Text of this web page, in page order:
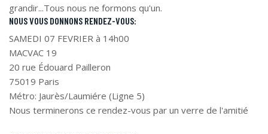
grandir...Tous nous ne formons qu'un.
NOUS VOUS DONNONS RENDEZ-VOUS:
SAMEDI 07 FEVRIER à 14h00
MACVAC 19
20 rue Édouard Pailleron
75019 Paris
Métro: Jaurès/Laumiére (Ligne 5)
Nous terminerons ce rendez-vous par un verre de l'amitié